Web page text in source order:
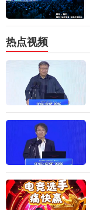
热点视频